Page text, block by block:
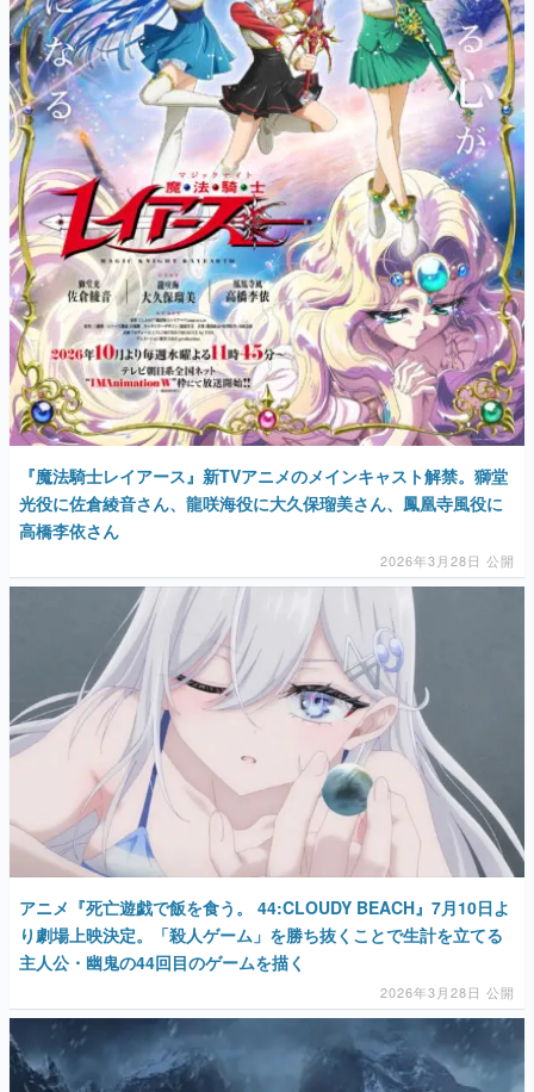
『魔法騎士レイアース』新TVアニメのメインキャスト解禁。獅堂
光役に佐倉綾音さん、龍咲海役に大久保瑠美さん、鳳凰寺風役に
高橋李依さん
2026年3月28日 公開
アニメ『死亡遊戯で飯を食う。 44:CLOUDY BEACH』7月10日よ
り劇場上映決定。「殺人ゲーム」を勝ち抜くことで生計を立てる
主人公・幽鬼の44回目のゲームを描く
2026年3月28日 公開